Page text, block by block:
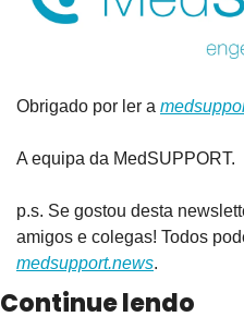
Obrigado por ler a
A equipa da MedSUPPORT.
p.s. Se gostou desta
medsupport.news.
Continue lendo